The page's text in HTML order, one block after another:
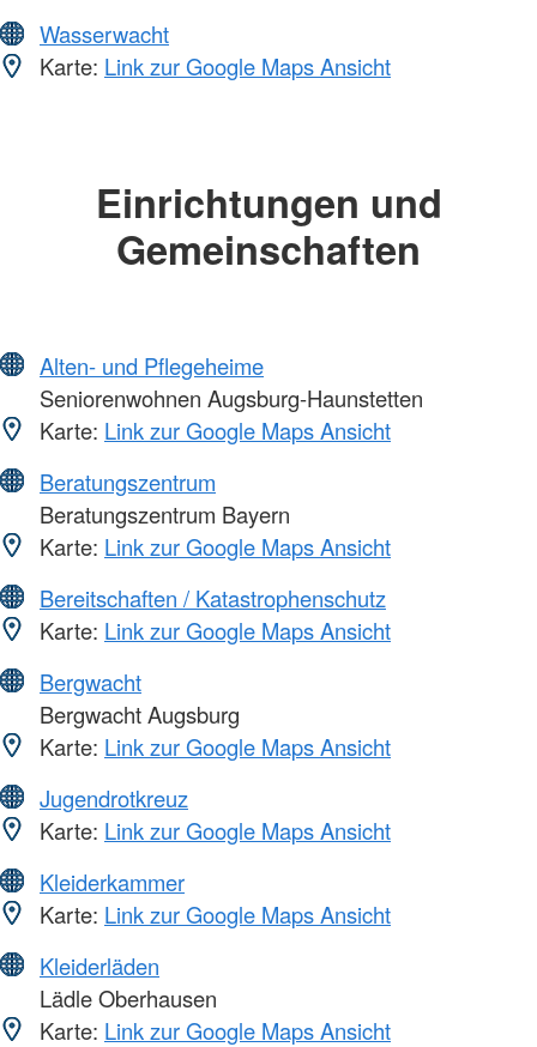
Wasserwacht
Karte: Link zur Google Maps Ansicht
Einrichtungen und
Gemeinschaften
Alten- und Pflegeheime
Seniorenwohnen Augsburg-Haunstetten
Karte: Link zur Google Maps Ansicht
Beratungszentrum
Beratungszentrum Bayern
Karte: Link zur Google Maps Ansicht
Bereitschaften / Katastrophenschutz
Karte: Link zur Google Maps Ansicht
Bergwacht
Bergwacht Augsburg
Karte: Link zur Google Maps Ansicht
Jugendrotkreuz
Karte: Link zur Google Maps Ansicht
Kleiderkammer
Karte: Link zur Google Maps Ansicht
Kleiderläden
Lädle Oberhausen
Karte: Link zur Google Maps Ansicht